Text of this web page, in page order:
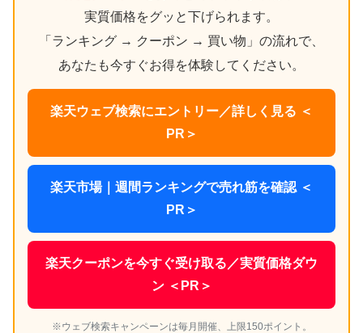
実質価格をグッと下げられます。
「ランキング → クーポン → 買い物」の流れで、
あなたも今すぐお得を体験してください。
楽天ウェブ検索にエントリー／詳しく見る ＜
PR＞
楽天市場｜週間ランキングで売れ筋を確認 ＜
PR＞
楽天クーポンを今すぐ受け取る／実質価格ダウ
ン ＜PR＞
※ウェブ検索キャンペーンは毎月開催、上限150ポイント。